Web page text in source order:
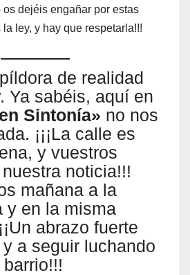
dejéis engañar por estas
la ley, y hay que respetarla!!!
de realidad
Ya sabéis, aquí en
Sintonía» no nos
¡¡¡La calle es
y vuestros
noticia!!!
mañana a la
y en la misma
abrazo fuerte
a seguir luchando